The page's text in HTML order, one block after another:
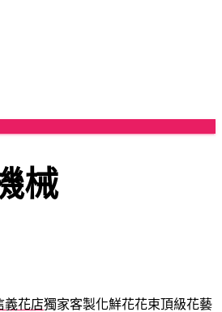
械
義花店獨家客製化鮮花花束頂級花藝